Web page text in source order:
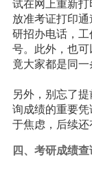
试在网上重新
放准考证打印
研招办电话，
号。此外，也
竟大家都是同
另外，别忘了
询成绩的重要
于焦虑，后续
四、考研成绩